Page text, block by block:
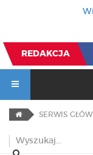
REDAKCJA
SERWIS